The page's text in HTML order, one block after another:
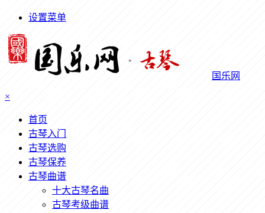
设置菜单
国乐网
×
首页
古琴入门
古琴选购
古琴保养
古琴曲谱
十大古琴名曲
古琴考级曲谱